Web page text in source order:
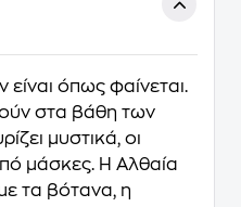
είναι όπως φαίνεται.
στα βάθη των
μυστικά, οι
μάσκες. Η Αλθαία
τα βότανα, η